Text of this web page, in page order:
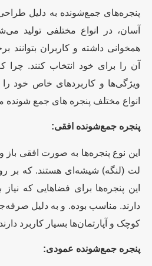
پنجره‌های جمع‌شونده به دلیل
آسان، در انواع مختلفی تولید
همخوانی داشته و کاربران بتوانند
آن را برای خود انتخاب کنند. چرا
ویژگی‌ها و کاربردهای خاص خود را
انواع مختلف پنجره های جمع شونده
پنجره جمع‌شونده افقی:
این نوع پنجره‌ها به صورت افقی
لت (لنگه) شیشه‌ای هستند. که بر
این پنجره‌ها برای فضاهایی که
دارند. مناسب بوده. و به دلیل
کوچک و آپارتمان‌ها بسیار کاربرد
پنجره جمع‌شونده عمودی: